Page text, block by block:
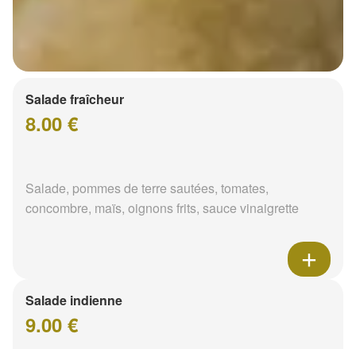
Salade fraîcheur
8.00 €
Salade, pommes de terre sautées, tomates,
concombre, maïs, oignons frits, sauce vinaigrette
Salade indienne
9.00 €